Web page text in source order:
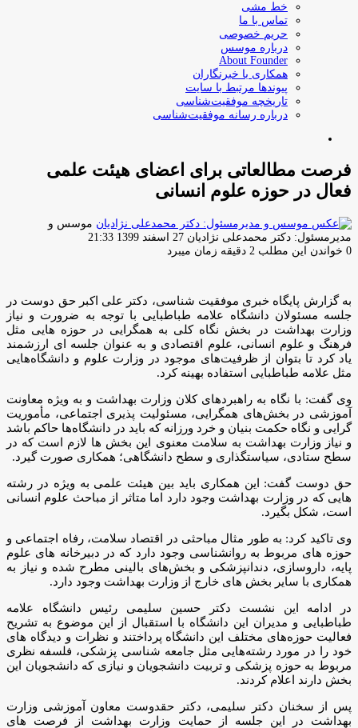
خط مشی
تماس با ما
حریم خصوصی
درباره موسس
About Founder
همکاری با خبرنگاران
پیوندها مرتبط با سایت
تاریخچه موفقیت‌شناسی
درباره رسانه موفقیت‌شناسی
فرصت مطالعاتی برای اعضای هیئت علمی
فعال در حوزه علوم انسانی
موسس و
مدیرمسئول: دکتر محمدعلی نژادیان ارسال
ایمیل
27 اسفند 1399 21:33
0 خواندن این مطلب 2 دقیقه زمان میبرد
به گزارش پایگاه خبری موفقیت شناسی، دکتر علی اکبر حق دوست در
جلسه مسئولان دانشگاه علامه طباطبایی با توجه به ضرورت و نیاز
وزارت بهداشت در بخش نگاه کلی به همگرایی در حوزه هایی مثل
فرهنگ و علوم انسانی، علوم اقتصادی و به عنوان جلسه ای ارزشمند
یاد کرد تا بتوان از ظرفیت‌های موجود در وزارت علوم و دانشگاه‌هایی
مثل علامه طباطبایی استفاده بهینه کرد.
وی گفت: با نگاه به راهبردهای کلان وزارت بهداشت و به ویژه معاونت
آموزشی در بخش‌های همگرایی، مسئولیت پذیری اجتماعی، مأموریت
گرایی و نگاه حکمت بنیان و خرد ورزانه که باید در دانشگاه‌ها حاکم باشد
و نیاز وزارت بهداشت به سلامت معنوی این بخش ها لازم است که در
سطح ستادی، سیاستگذاری و سطح دانشگاهی؛ همکاری صورت گیرد.
حق دوست گفت: این همکاری باید بین هیئت علمی به ویژه در رشته
هایی که در وزارت بهداشت وجود دارد اما متاثر از مباحث علوم انسانی
است، شکل بگیرد.
وی تاکید کرد: به طور مثال مباحثی در اقتصاد سلامت، رفاه اجتماعی و
حوزه های مربوط به روانشناسی وجود دارد که در دبیرخانه های علوم
پایه، داروسازی، دندانپزشکی و بخش‌های بالینی مطرح شده و نیاز به
همکاری با سایر بخش های خارج از وزارت بهداشت وجود دارد.
در ادامه این نشست دکتر حسین سلیمی رئیس دانشگاه علامه
طباطبایی و مدیران این دانشگاه با استقبال از این موضوع به تشریح
فعالیت حوزه‌های مختلف این دانشگاه پرداختند و نظرات و دیدگاه های
خود را در مورد رشته‌هایی مثل جامعه شناسی پزشکی، فلسفه نظری
مربوط به حوزه پزشکی و تربیت دانشجویان و نیازی که دانشجویان این
بخش دارند اعلام کردند.
پس از سخنان دکتر سلیمی، دکتر حقدوست معاون آموزشی وزارت
بهداشت در این جلسه از حمایت وزارت بهداشت از فرصت های